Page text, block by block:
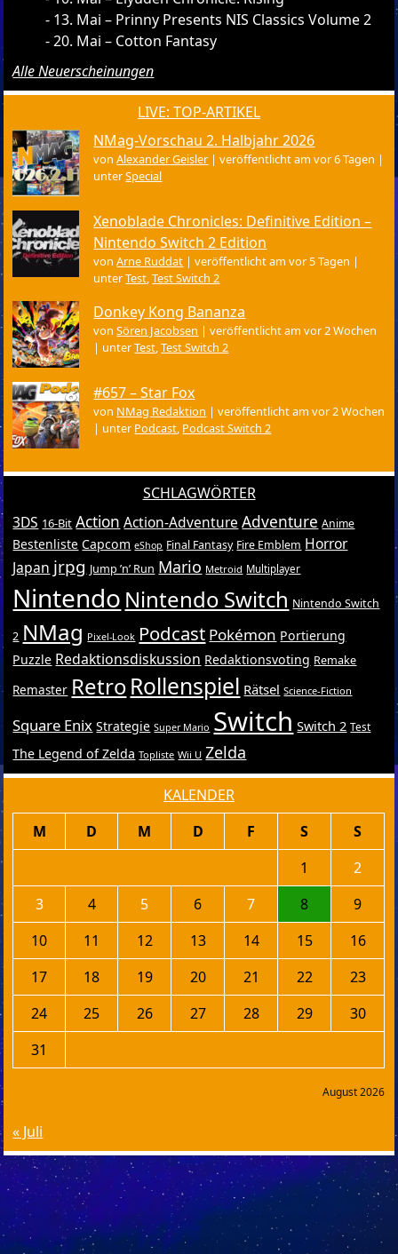
13. Mai – Prinny Presents NIS Classics Volume 2
20. Mai – Cotton Fantasy
Alle Neuerscheinungen
LIVE: TOP-ARTIKEL
NMag-Vorschau 2. Halbjahr 2026
vonAlexander Geisler |veröffentlicht am vor 6 Tagen |
unterSpecial
Xenoblade Chronicles: Definitive Edition –
Nintendo Switch 2 Edition
vonArne Ruddat |veröffentlicht am vor 5 Tagen |
unterTest,Test Switch 2
Donkey Kong Bananza
vonSören Jacobsen |veröffentlicht am vor 2 Wochen
| unterTest,Test Switch 2
#657 – Star Fox
von NMag Redaktion |veröffentlicht am vor 2 Wochen
| unter Podcast, Podcast Switch 2
SCHLAGWÖRTER
3DS 16-Bit Action Action-Adventure Adventure Anime
Bestenliste Capcom eShop Final Fantasy Fire Emblem Horror
Japan jrpg Jump ’n’ Run Mario Metroid Multiplayer
Nintendo Nintendo Switch Nintendo Switch
2 NMag Pixel-Look Podcast Pokémon Portierung
Puzzle Redaktionsdiskussion Redaktionsvoting Remake
Remaster RetroRollenspiel Rätsel Science-Fiction
Square Enix Strategie Super Mario Switch Switch 2 Test
The Legend of Zelda Topliste Wii U Zelda
KALENDER
August 2026
M D M D F S
S
1
2
3
4 5 6 7 8
9
10
11 12 13 14 15
16
17
18 19 20 21 22
23
24
25 26 27 28 29
30
31
« Juli